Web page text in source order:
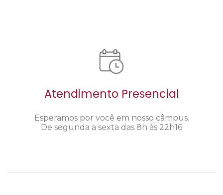
Atendimento Presencial
Esperamos por você em nosso câmpus.
De segunda a sexta das 8h às 22h16